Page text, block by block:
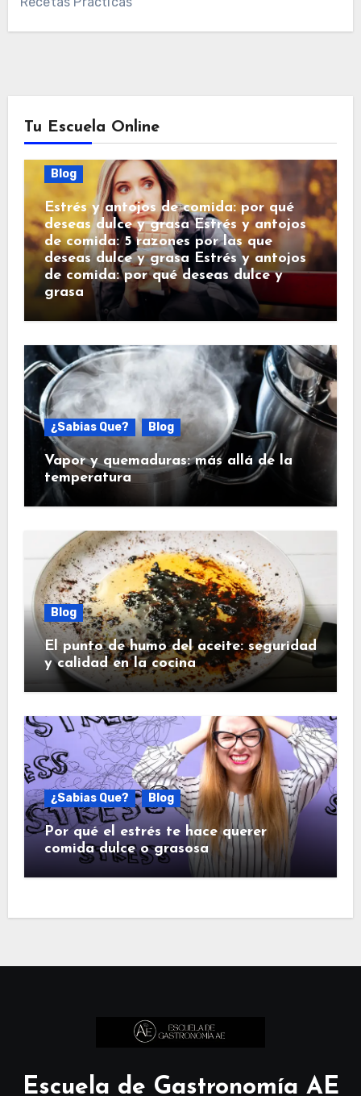
Tu Escuela Online
Blog
Estrés y antojos de comida: por qué
deseas dulce y grasa Estrés y antojos
de comida: 5 razones por las que
deseas dulce y grasa Estrés y antojos
de comida: por qué deseas dulce y
grasa
¿Sabias Que? Blog
Vapor y quemaduras: más allá de la
temperatura
Blog
El punto de humo del aceite: seguridad
y calidad en la cocina
¿Sabias Que? Blog
Por qué el estrés te hace querer
comida dulce o grasosa
Escuela de Gastronomía AE